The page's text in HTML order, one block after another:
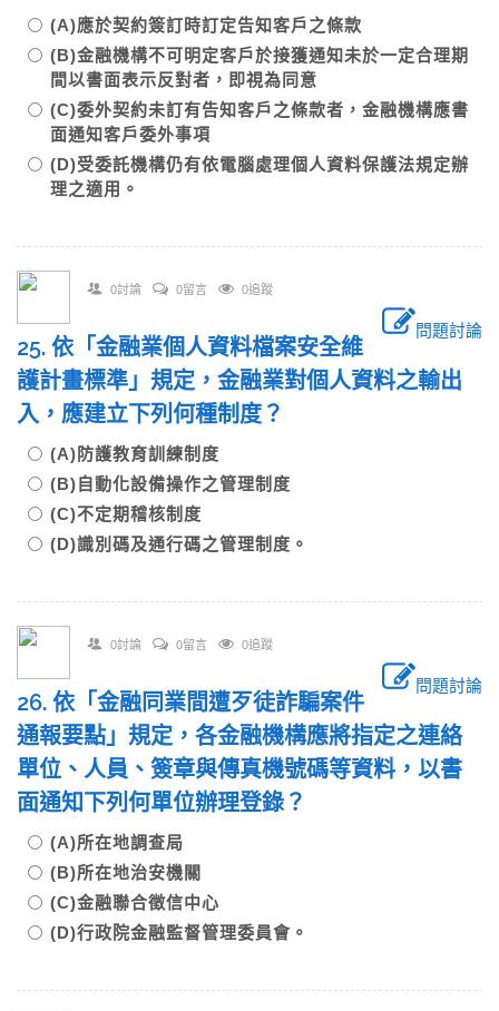
(A)應於契約簽訂時訂定告知客戶之條款
(B)金融機構不可明定客戶於接獲通知未於一定合理期
間以書面表示反對者，即視為同意
(C)委外契約未訂有告知客戶之條款者，金融機構應書
面通知客戶委外事項
(D)受委託機構仍有依電腦處理個人資料保護法規定辦
理之適用。
0討論 0留言 0追蹤
問題討論
25. 依「金融業個人資料檔案安全維
護計畫標準」規定，金融業對個人資料之輸出
入，應建立下列何種制度？
(A)防護教育訓練制度
(B)自動化設備操作之管理制度
(C)不定期稽核制度
(D)識別碼及通行碼之管理制度。
0討論 0留言 0追蹤
問題討論
26. 依「金融同業間遭歹徒詐騙案件
通報要點」規定，各金融機構應將指定之連絡
單位、人員、簽章與傳真機號碼等資料，以書
面通知下列何單位辦理登錄？
(A)所在地調查局
(B)所在地治安機關
(C)金融聯合徵信中心
(D)行政院金融監督管理委員會。